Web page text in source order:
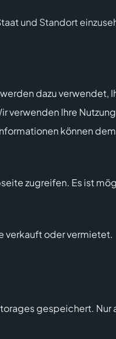
und Standort
dazu verwendet,
verwenden Ihre
können
zugreifen. Es ist
verkauft oder vermietet.
gespeichert.